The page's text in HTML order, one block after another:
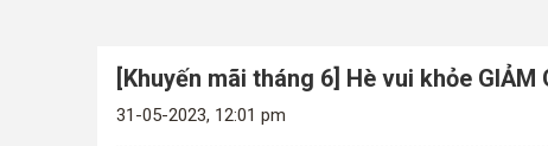
[Khuyến mãi tháng 6] Hè vui khỏe
31-05-2023, 12:01 pm